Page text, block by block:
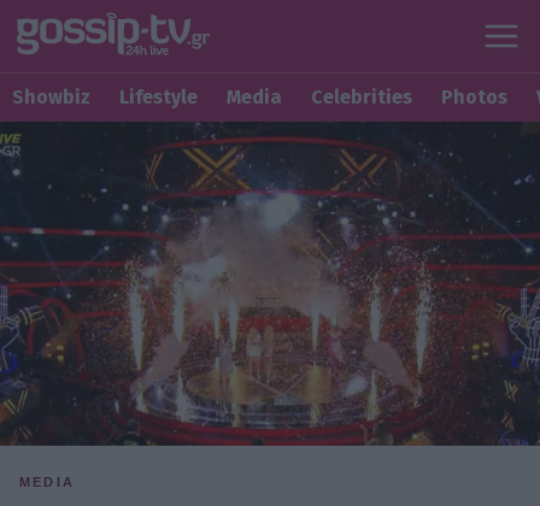
Showbiz Lifestyle Media Celebrities Photos
MEDIA